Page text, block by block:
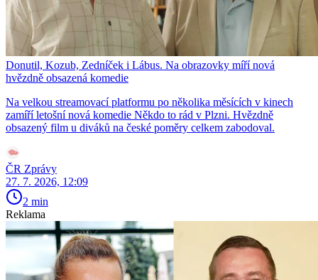
Donutil, Kozub, Zedníček i Lábus. Na obrazovky míří nová
hvězdně obsazená komedie
Na velkou streamovací platformu po několika měsících v kinech
zamíří letošní nová komedie Někdo to rád v Plzni. Hvězdně
obsazený film u diváků na české poměry celkem zabodoval.
ČR Zprávy
27. 7. 2026, 12:09
2 min
Reklama